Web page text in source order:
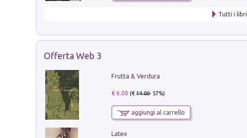
Tutti i libri
Offerta Web 3
Frutta & Verdura
€ 6.00 (€14.00- 57%)
aggiungi al carrello
Latex